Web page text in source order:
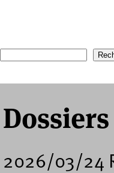
Formulaire de
Dossiers
2026/03/24